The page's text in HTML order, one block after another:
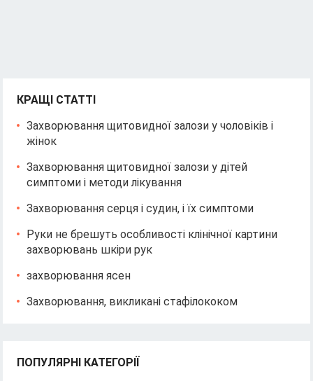
КРАЩІ СТАТТІ
Захворювання щитовидної залози у чоловіків і
жінок
Захворювання щитовидної залози у дітей
симптоми і методи лікування
Захворювання серця і судин, і їх симптоми
Руки не брешуть особливості клінічної картини
захворювань шкіри рук
захворювання ясен
Захворювання, викликані стафілококом
ПОПУЛЯРНІ КАТЕГОРІЇ